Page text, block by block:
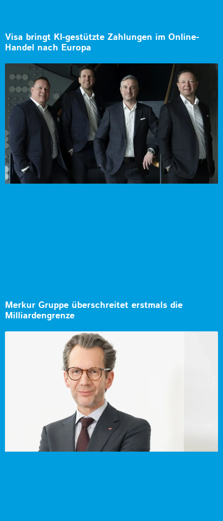
Visa bringt KI-gestützte Zahlungen im Online-
Handel nach Europa
Merkur Gruppe überschreitet erstmals die
Milliardengrenze